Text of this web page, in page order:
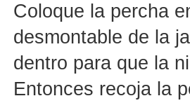
Coloque la percha
desmontable de la
dentro para que la
Entonces recoja la